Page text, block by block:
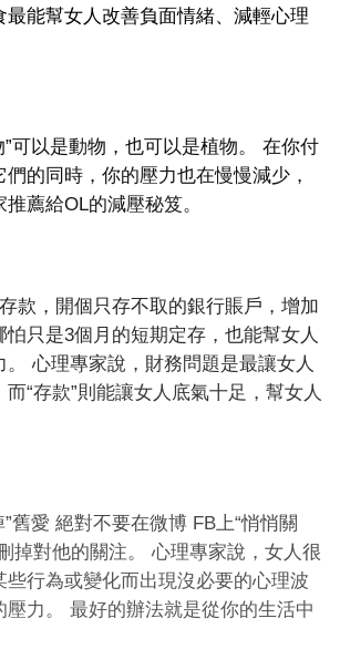
最能幫女人改善負面情緒、減輕心理
”可以是動物，也可以是植物。 在你付
的同時，你的壓力也在慢慢減少，
薦給OL的減壓秘笈。
款，開個只存不取的銀行賬戶，增加
只是3個月的短期定存，也能幫女人
。 心理專家說，財務問題是最讓女人
“存款”則能讓女人底氣十足，幫女人
舊愛 絕對不要在微博 FB上“悄悄關
掉對他的關注。 心理專家說，女人很
些行為或變化而出現沒必要的心理波
壓力。 最好的辦法就是從你的生活中